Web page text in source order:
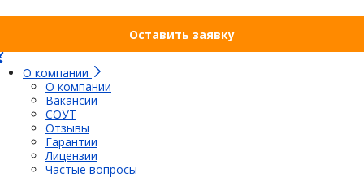
Оставить заявку
О компании
О компании
Вакансии
СОУТ
Отзывы
Гарантии
Лицензии
Частые вопросы